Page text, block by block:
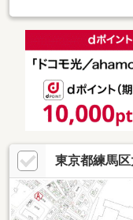
相談、繰上返済のタイ
チの設備保証や定期点
イミングは勿論、購入
す！まずはお気軽に現
お問い合わせ専用フリ
東京都練馬